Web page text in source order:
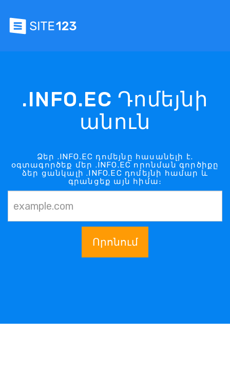
.INFO.EC Դոմեյնի
անուն
Ձեր .INFO.EC դոմեյնը հասանելի է.
օգտագործեք մեր .INFO.EC որոնման գործիքը
ձեր ցանկալի .INFO.EC դոմեյնի համար և
գրանցեք այն հիմա։
Որոնում